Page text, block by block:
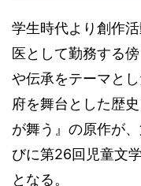
学生時代より創作
医として勤務する
や伝承をテーマと
府を舞台とした歴
が舞う』の原作が
びに第26回児童文
となる。